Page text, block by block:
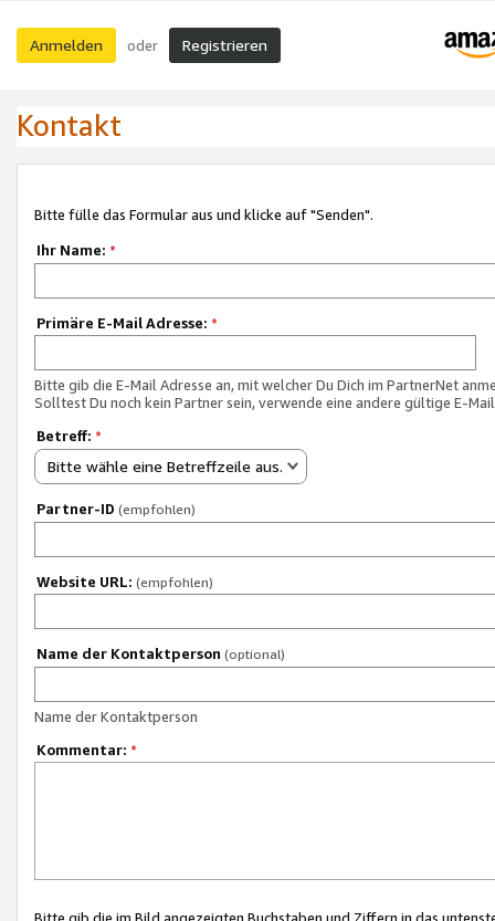
Anmelden oder Registrieren
Kontakt
Bitte fülle das Formular aus und klicke auf "Senden".
Ihr Name: *
Primäre E-Mail Adresse: *
Bitte gib die E-Mail Adresse an, mit welcher Du Dich im PartnerNet
Solltest Du noch kein Partner sein, verwende eine andere gültige E-
Betreff: *
Bitte wähle eine Betreffzeile aus.
Partner-ID (empfohlen)
Website URL: (empfohlen)
Name der Kontaktperson (optional)
Name der Kontaktperson
Kommentar: *